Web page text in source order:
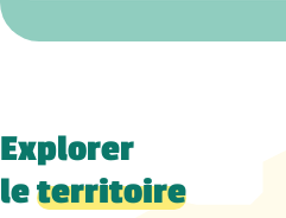
Explorer
leterritoire